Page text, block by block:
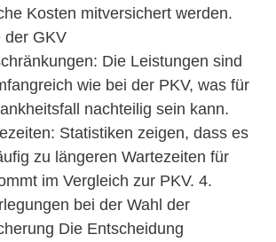
Kosten mitversichert werden.
der GKV
Die Leistungen sind
wie bei der PKV, was für
nachteilig sein kann.
Statistiken zeigen, dass es
zu längeren Wartezeiten für
im Vergleich zur PKV. 4.
bei der Wahl der
Die Entscheidung